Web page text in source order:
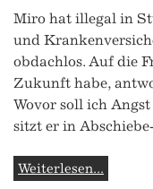
Miro hat illegal in
und
obdachlos. Auf die
Zukunft habe,
Wovor soll ich
sitzt er in
Weiterlesen...